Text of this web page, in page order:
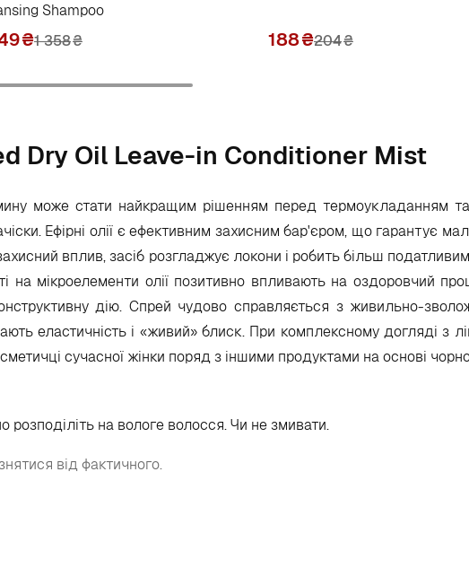
Shampoo
₴1 358₴ 188₴204₴
Dry Oil Leave-in Conditioner Mist
може стати найкращим рішенням перед термоукладанням
Ефірні олії є ефективним захисним бар'єром, що гарантує
вплив, засіб розгладжує локони і робить більш
на мікроелементи олії позитивно впливають на оздоровчий
дію. Спрей чудово справляється з живильно-
еластичність і «живий» блиск. При комплексному догляді з
сучасної жінки поряд з іншими продуктами на основі
розподіліть на вологе волосся. Чи не змивати.
від фактичного.